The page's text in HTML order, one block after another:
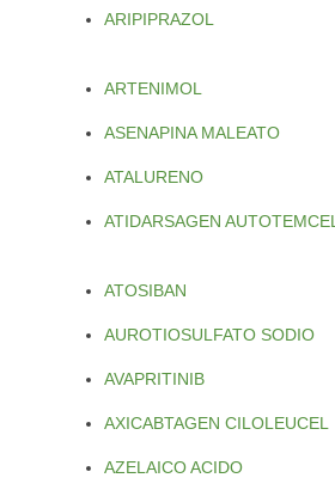
ARIPIPRAZOL
ARTENIMOL
ASENAPINA MALEATO
ATALURENO
ATIDARSAGEN AUTOTEMCEL
ATOSIBAN
AUROTIOSULFATO SODIO
AVAPRITINIB
AXICABTAGEN CILOLEUCEL
AZELAICO ACIDO